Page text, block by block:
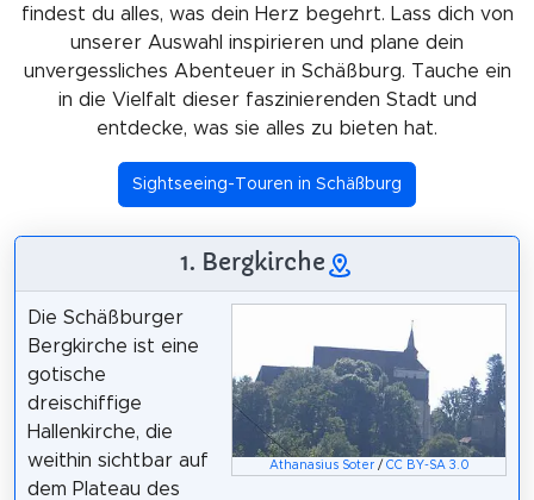
findest du alles, was dein Herz begehrt. Lass dich von
unserer Auswahl inspirieren und plane dein
unvergessliches Abenteuer in Schäßburg. Tauche ein
in die Vielfalt dieser faszinierenden Stadt und
entdecke, was sie alles zu bieten hat.
Sightseeing-Touren in Schäßburg
1. Bergkirche
Athanasius Soter/ CC BY-SA 3.0
Die Schäßburger
Bergkirche ist eine
gotische
dreischiffige
Hallenkirche, die
weithin sichtbar auf
dem Plateau des